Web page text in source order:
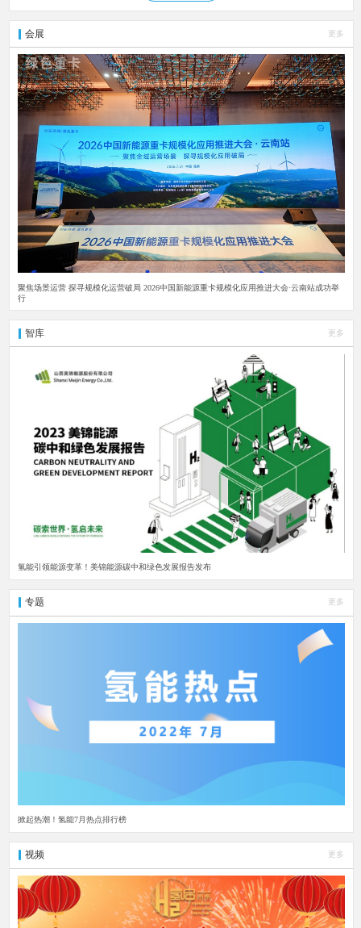
会展 更多
聚焦场景运营 探寻规模化运营破局 2026中国新能源重卡规模化应用推进大会·云南站成功举
行
智库 更多
氢能引领能源变革！美锦能源碳中和绿色发展报告发布
专题 更多
掀起热潮！氢能7月热点排行榜
视频 更多